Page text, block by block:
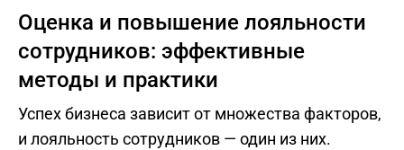
Оценка и повышение лояльности
сотрудников: эффективные
методы и практики
Успех бизнеса зависит от множества факторов,
и лояльность сотрудников — один из них.